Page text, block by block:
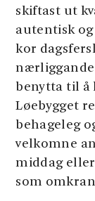
skiftast ut
autentisk
kor
benytta til å
Løebygget
behageleg
velkomne
middag
som